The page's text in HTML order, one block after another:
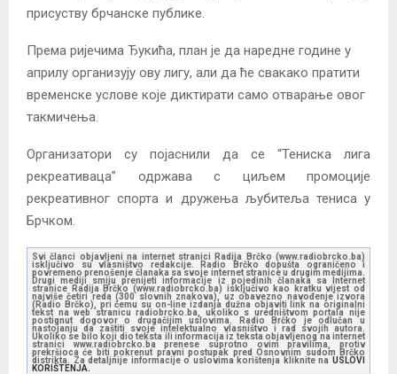
присуству брчанске публике.
Према ријечима Ђукића, план је да наредне године у
априлу организују ову лигу, али да ће свакако пратити
временске услове које диктирати само отварање овог
такмичења.
Организатори су појаснили да се “Тениска лига
рекреативаца” одржава с циљем промоције
рекреативног спорта и дружења љубитеља тениса у
Брчком.
Svi članci objavljeni na internet stranici Radija Brčko (www.radiobrcko.ba)
isključivo su vlasništvo redakcije. Radio Brčko dopušta ograničeno i
povremeno prenošenje članaka sa svoje internet stranice u drugim medijima.
Drugi mediji smiju prenijeti informacije iz pojedinih članaka sa Internet
stranice Radija Brčko (www.radiobrcko.ba) isključivo kao kratku vijest od
najviše četiri reda (300 slovnih znakova), uz obavezno navođenje izvora
(Radio Brčko), pri čemu su on-line izdanja dužna objaviti link na originalni
tekst na web stranicu radiobrcko.ba, ukoliko s uredništvom portala nije
postignut dogovor o drugačijim uslovima. Radio Brčko je odlučan u
nastojanju da zaštiti svoje intelektualno vlasništvo i rad svojih autora.
Ukoliko se bilo koji dio teksta ili informacija iz teksta objavljenog na internet
stranici www.radiobrcko.ba prenese suprotno ovim pravilima, protiv
prekršioca će biti pokrenut pravni postupak pred Osnovnim sudom Brčko
distrikta. Za detaljnije informacije o uslovima korištenja kliknite na USLOVI
KORIŠTENJA.